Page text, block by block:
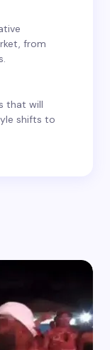
from
that will
shifts to